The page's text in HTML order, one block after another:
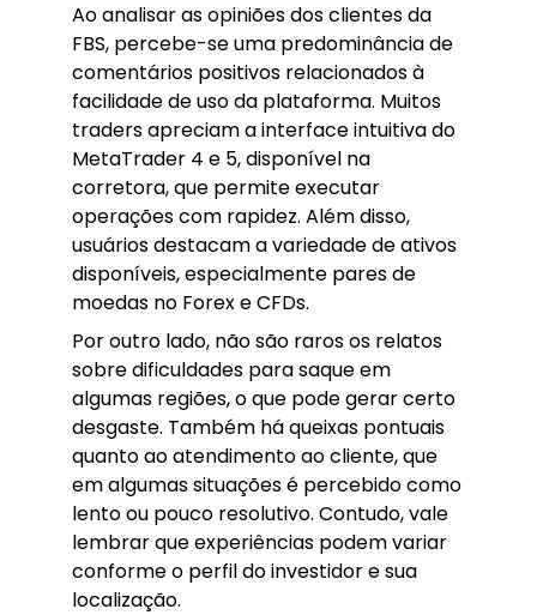
Ao analisar as opiniões dos clientes da
FBS, percebe-se uma predominância de
comentários positivos relacionados à
facilidade de uso da plataforma. Muitos
traders apreciam a interface intuitiva do
MetaTrader 4 e 5, disponível na
corretora, que permite executar
operações com rapidez. Além disso,
usuários destacam a variedade de ativos
disponíveis, especialmente pares de
moedas no Forex e CFDs.
Por outro lado, não são raros os relatos
sobre dificuldades para saque em
algumas regiões, o que pode gerar certo
desgaste. Também há queixas pontuais
quanto ao atendimento ao cliente, que
em algumas situações é percebido como
lento ou pouco resolutivo. Contudo, vale
lembrar que experiências podem variar
conforme o perfil do investidor e sua
localização.